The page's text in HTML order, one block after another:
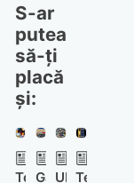
S-ar
putea
să-ți
placă
și:
TotGameStop
UbisoftTelefonul